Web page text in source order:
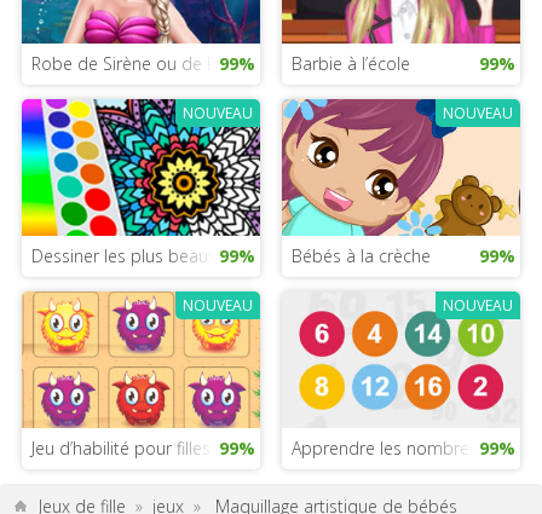
Robe de Sirène ou de Princesse
99% Barbie à l’école 99%
NOUVEAU
Dessiner les plus beaux mandalas
99%
NOUVEAU
Bébés à la crèche 99%
NOUVEAU
Jeu d’habilité pour filles 99%
NOUVEAU
Apprendre les nombres 99%
Jeux de fille » jeux » Maquillage artistique de bébés